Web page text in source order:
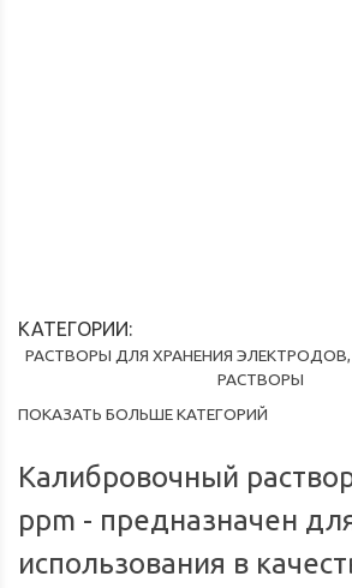
КАТЕГОРИИ:
РАСТВОРЫ ДЛЯ ХРАНЕНИЯ
РАСТВОРЫ
ПОКАЗАТЬ БОЛЬШЕ КАТЕГОРИЙ
Калибровочный
ppm - предназначен
использования в